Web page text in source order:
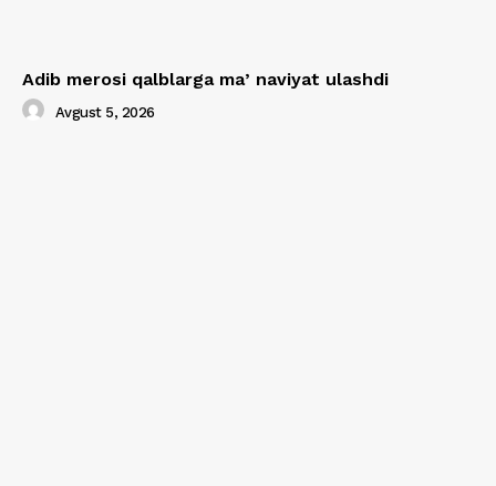
Adib merosi qalblarga maʼnaviyat ulashdi
Avgust 5, 2026